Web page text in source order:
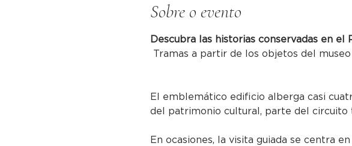
Sobre o evento
Descubra las historias conservadas en el
Tramas a partir de los objetos del
El emblemático edificio alberga casi
del patrimonio cultural, parte del circuito
En ocasiones, la visita guiada se centra